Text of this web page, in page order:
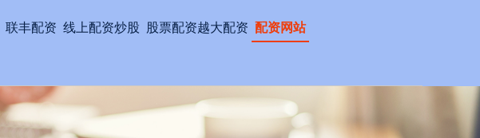
联丰配资 线上配资炒股 股票配资越大配资 配资网站